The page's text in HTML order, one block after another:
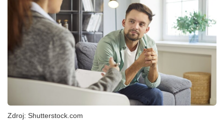
Zdroj: Shutterstock.com